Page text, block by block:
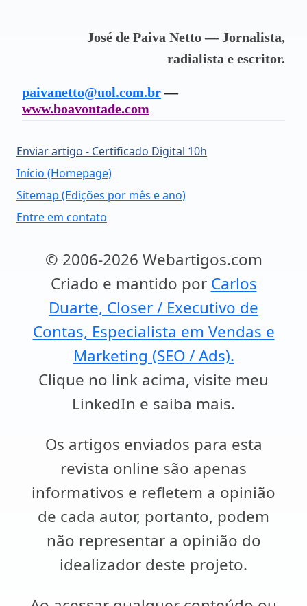
José de Paiva Netto — Jornalista,
radialista e escritor.
paivanetto@uol.com.br—
www.boavontade.com
Enviar artigo - Certificado Digital 10h
Início (Homepage)
Sitemap (Edições por mês e ano)
Entre em contato
© 2006-2026 Webartigos.com
Criado e mantido por Carlos
Duarte, Closer / Executivo de
Contas, Especialista em Vendas e
Marketing (SEO / Ads).
Clique no link acima, visite meu
LinkedIn e saiba mais.
Os artigos enviados para esta
revista online são apenas
informativos e refletem a opinião
de cada autor, portanto, podem
não representar a opinião do
idealizador deste projeto.